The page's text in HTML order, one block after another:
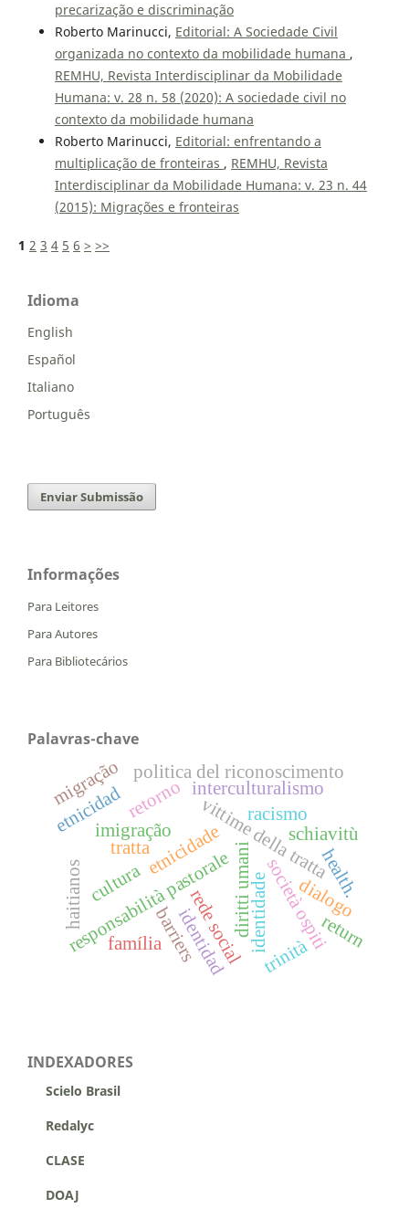
precarização e discriminação
Roberto Marinucci, Editorial: A Sociedade Civil
organizada no contexto da mobilidade humana ,
REMHU, Revista Interdisciplinar da Mobilidade
Humana: v. 28 n. 58 (2020): A sociedade civil no
contexto da mobilidade humana
Roberto Marinucci, Editorial: enfrentando a
multiplicação de fronteiras , REMHU, Revista
Interdisciplinar da Mobilidade Humana: v. 23 n. 44
(2015): Migrações e fronteiras
1 2 3 4 5 6 > >>
Idioma
English
Español
Italiano
Português
Enviar Submissão
Informações
Para Leitores
Para Autores
Para Bibliotecários
Palavras-chave
tratta vittime della tratta
diritti umani
schiavitù
responsabilità pastorale identidade
cultura
etnicidade
imigração
família rede social
interculturalismo
società ospiti
politica del riconoscimento
etnicidad
identidad
haitianos
racismo
dialogo
trinità
migraçãoretorno
return
health.
barriers
INDEXADORES
Scielo Brasil
Redalyc
CLASE
DOAJ